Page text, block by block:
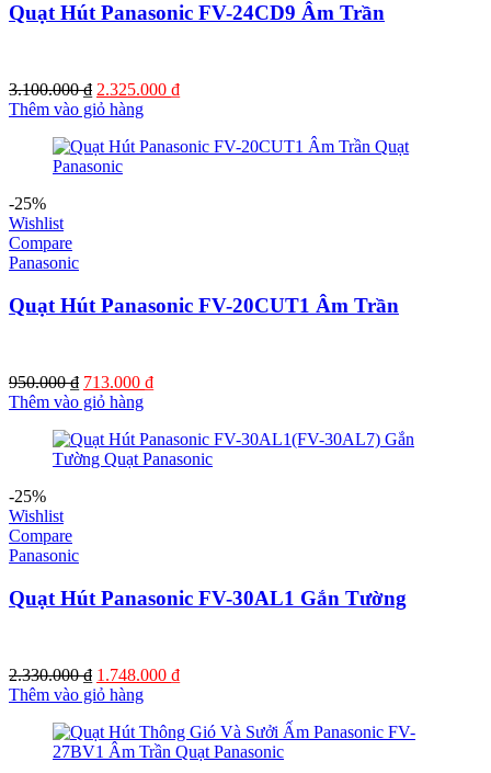
Quạt Hút Panasonic FV-24CD9 Âm Trần
3.100.000₫ Giá
gốc
3.100.000 ₫.
2.325.000 ₫Giá
là:
Thêm vào giỏ hàng
-25%
Wishlist
Compare
Panasonic
Quạt Hút Panasonic FV-20CUT1 Âm Trần
950.000₫ Giá
gốc
950.000 ₫.
713.000 ₫Giá
là:
713.000 ₫.
Thêm vào giỏ hàng
-25%
Wishlist
Compare
Panasonic
Quạt Hút Panasonic FV-30AL1 Gắn Tường
2.330.000₫ Giá
gốc
2.330.000 ₫.
1.748.000 ₫Giá
là:
1.748.000 ₫.
Thêm vào giỏ hàng